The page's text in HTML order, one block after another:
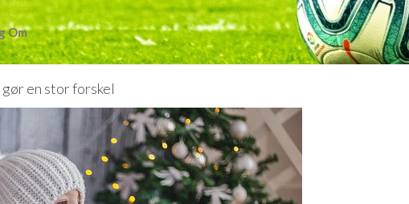
Om
en stor forskel